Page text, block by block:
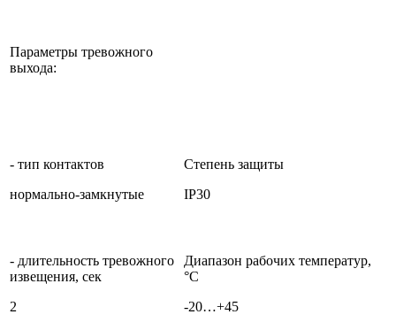
Параметры тревожного
выхода:
- тип контактов
нормально-замкнутые
Степень защиты
IP30
- длительность тревожного
извещения, сек
2
Диапазон рабочих температур,
°С
-20…+45